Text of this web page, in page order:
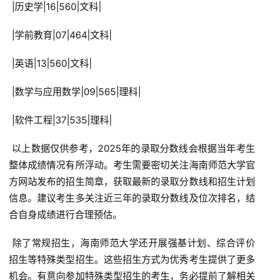
|历史学|16|560|文科|
|学前教育|07|464|文科|
|英语|13|560|文科|
|数学与应用数学|09|565|理科|
|软件工程|37|535|理科|
整体成绩情况有所浮动。考生需要密切关注海南师范大学官
方网站发布的招生简章，获取最新的录取分数线和招生计划
信息。建议考生多关注近三年的录取分数线及位次排名，结
合自身成绩进行合理预估。
招生等特殊类型招生。这些招生方式为优秀考生提供了更多
机会。有意向参加特殊类型招生的考生，务必提前了解相关